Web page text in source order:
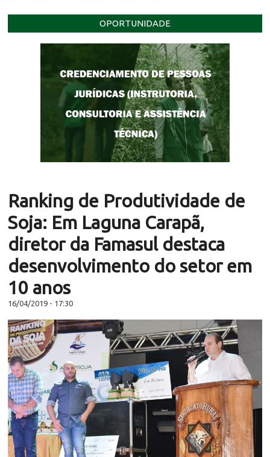
OPORTUNIDADE
Ranking de Produtividade de
Soja: Em Laguna Carapã,
diretor da Famasul destaca
desenvolvimento do setor em
10 anos
16/04/2019 - 17:30